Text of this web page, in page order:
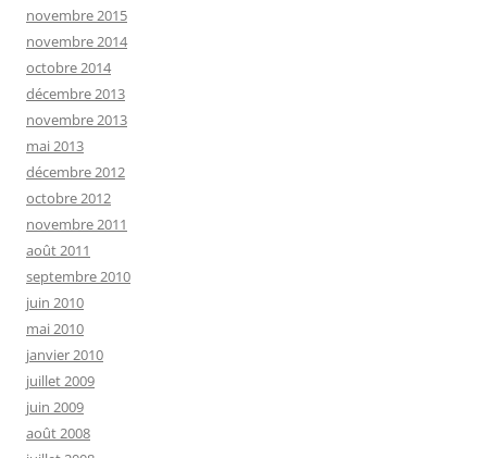
novembre 2015
novembre 2014
octobre 2014
décembre 2013
novembre 2013
mai 2013
décembre 2012
octobre 2012
novembre 2011
août 2011
septembre 2010
juin 2010
mai 2010
janvier 2010
juillet 2009
juin 2009
août 2008